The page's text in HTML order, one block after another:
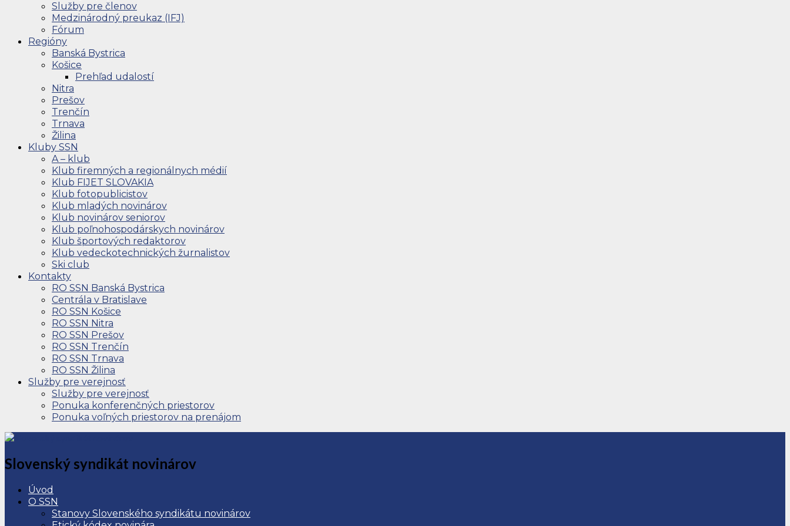
Služby pre členov
Medzinárodný preukaz (IFJ)
Fórum
Regióny
Banská Bystrica
Košice
Prehľad udalostí
Nitra
Prešov
Trenčín
Trnava
Žilina
Kluby SSN
A – klub
Klub firemných a regionálnych médií
Klub FIJET SLOVAKIA
Klub fotopublicistov
Klub mladých novinárov
Klub novinárov seniorov
Klub poľnohospodárskych novinárov
Klub športových redaktorov
Klub vedeckotechnických žurnalistov
Ski club
Kontakty
RO SSN Banská Bystrica
Centrála v Bratislave
RO SSN Košice
RO SSN Nitra
RO SSN Prešov
RO SSN Trenčín
RO SSN Trnava
RO SSN Žilina
Služby pre verejnosť
Služby pre verejnosť
Ponuka konferenčných priestorov
Ponuka voľných priestorov na prenájom
Slovenský syndikát novinárov
Úvod
O SSN
Stanovy Slovenského syndikátu novinárov